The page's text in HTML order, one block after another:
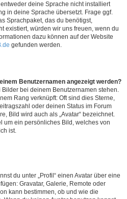
deine Sprache nicht installiert
in deine Sprache übersetzt. Frage ggf.
Sprachpaket, das du benötigst,
existiert, würden wir uns freuen, wenn du
dazu können auf der Website
gefunden werden.
Benutzernamen angezeigt werden?
bei deinem Benutzernamen stehen.
Rang verknüpft: Oft sind dies Sterne,
oder deinen Status im Forum
Bild wird auch als „Avatar“ bezeichnet.
um ein persönliches Bild, welches von
ist.
du unter „Profil“ einen Avatar über eine
Gravatar, Galerie, Remote oder
kann bestimmen, ob und wie die